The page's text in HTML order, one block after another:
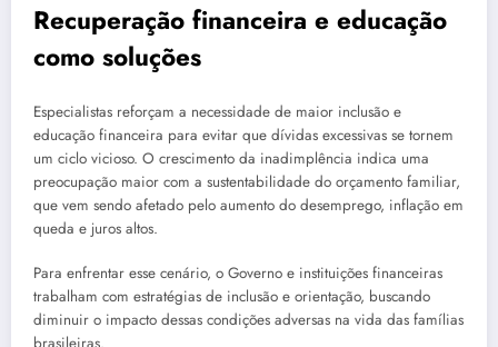
Recuperação financeira e educação
como soluções
Especialistas reforçam a necessidade de maior inclusão e
educação financeira para evitar que dívidas excessivas se tornem
um ciclo vicioso. O crescimento da inadimplência indica uma
preocupação maior com a sustentabilidade do orçamento familiar,
que vem sendo afetado pelo aumento do desemprego, inflação em
queda e juros altos.
Para enfrentar esse cenário, o Governo e instituições financeiras
trabalham com estratégias de inclusão e orientação, buscando
diminuir o impacto dessas condições adversas na vida das famílias